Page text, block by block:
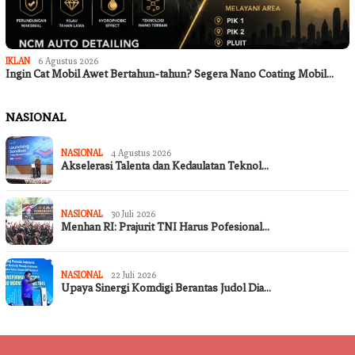
IKLAN 6 Agustus 2026
Ingin Cat Mobil Awet Bertahun-tahun? Segera Nano Coating Mobil…
NASIONAL
NASIONAL 4 Agustus 2026
Akselerasi Talenta dan Kedaulatan Teknol…
NASIONAL 30 Juli 2026
Menhan RI: Prajurit TNI Harus Pofesional…
NASIONAL 22 Juli 2026
Upaya Sinergi Komdigi Berantas Judol Dia…